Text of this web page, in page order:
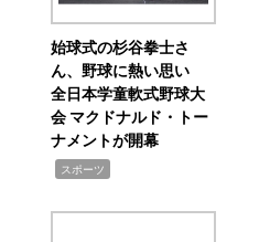
始球式の杉谷拳士さ
ん、野球に熱い思い
全日本学童軟式野球大
会 マクドナルド・トー
ナメントが開幕
スポーツ